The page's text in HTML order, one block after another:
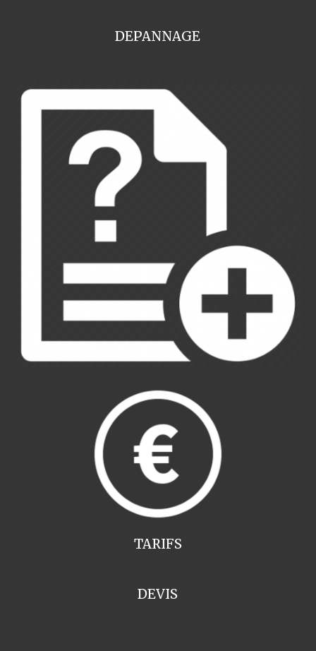
DEPANNAGE
TARIFS
DEVIS